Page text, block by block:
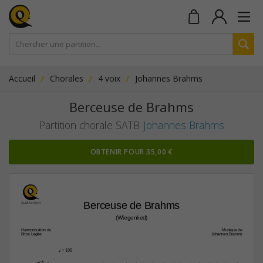
Accueil Chorales 4 voix Johannes Brahms
Berceuse de Brahms
Partition chorale SATB Johannes Brahms
OBTENIR POUR 35,00 €
Harmonisation de
Brice Legée
Berceuse de Brahms
Musique de
Johannes Brahms
q = 100
(Wiegenlied)